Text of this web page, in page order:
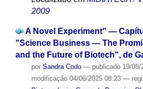
2009
A Novel Experiment" —
"Science Business — The
and the Future of Biotech", de
por Sandra Codo — publicado19/08/
modificação04/06/2025 08:23 —